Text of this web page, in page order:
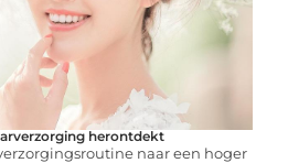
herontdekt
naar een hoger